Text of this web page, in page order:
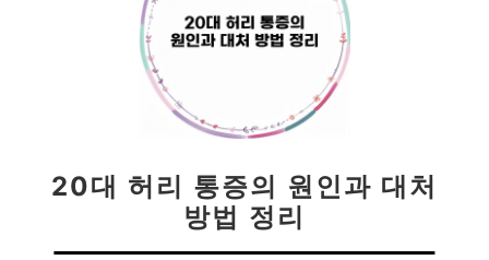
20대 허리 통증의 원인과 대처
방법 정리